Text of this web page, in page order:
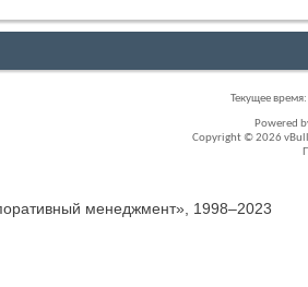
Текущее время:
Powered
Copyright © 2026
менеджмент», 1998–2023